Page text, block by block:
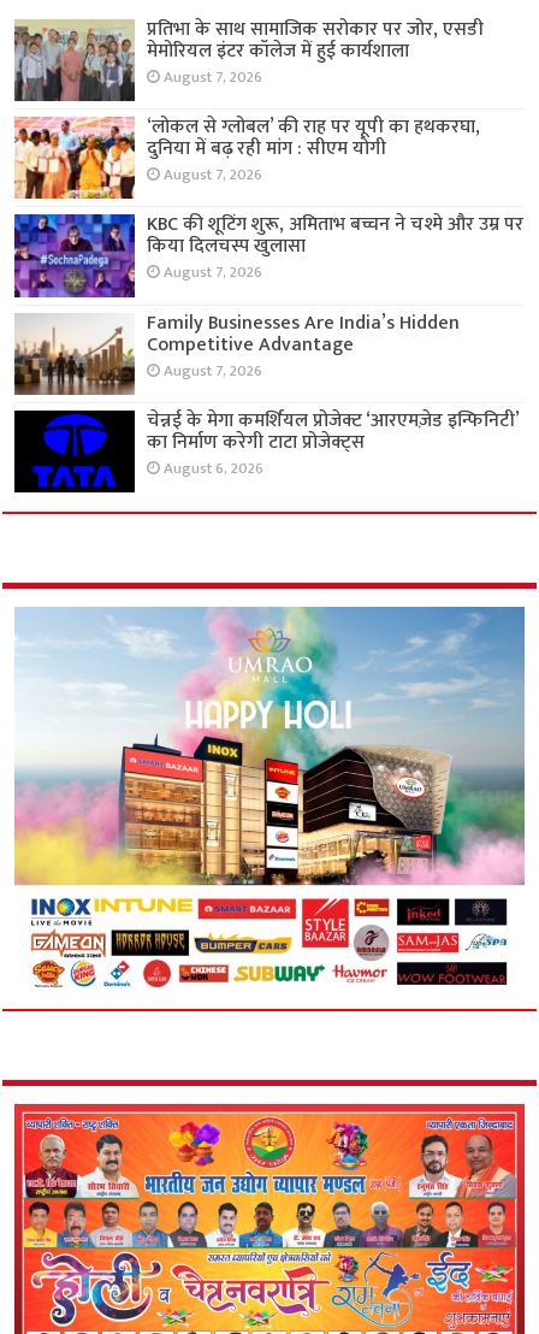
प्रतिभा के साथ सामाजिक सरोकार पर जोर, एसडी
मेमोरियल इंटर कॉलेज में हुई कार्यशाला
August 7, 2026
‘लोकल से ग्लोबल’ की राह पर यूपी का हथकरघा,
दुनिया में बढ़ रही मांग : सीएम योगी
August 7, 2026
KBC की शूटिंग शुरू, अमिताभ बच्चन ने चश्मे और उम्र पर
किया दिलचस्प खुलासा
August 7, 2026
Family Businesses Are India’s Hidden
Competitive Advantage
August 7, 2026
चेन्नई के मेगा कमर्शियल प्रोजेक्ट ‘आरएमज़ेड इन्फिनिटी’
का निर्माण करेगी टाटा प्रोजेक्ट्स
August 6, 2026